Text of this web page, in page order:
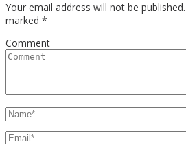
Your email address will not be published.
marked *
Comment